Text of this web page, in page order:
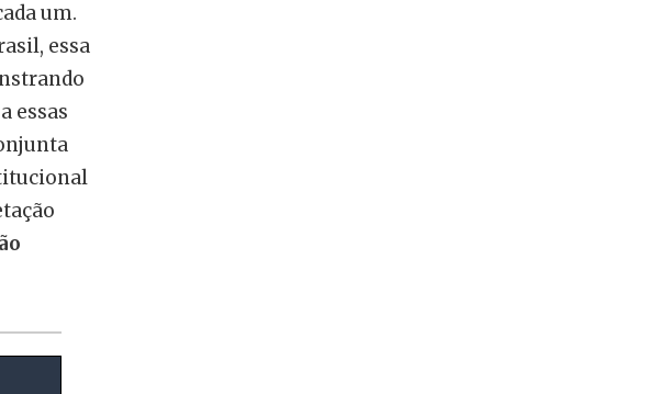
um.
essa
essas